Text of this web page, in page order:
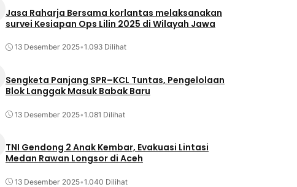
Jasa Raharja Bersama korlantas melaksanakan
survei Kesiapan Ops Lilin 2025 di Wilayah Jawa
13 Desember 2025•1.093 Dilihat
Sengketa Panjang SPR–KCL Tuntas, Pengelolaan
Blok Langgak Masuk Babak Baru
13 Desember 2025•1.081 Dilihat
TNI Gendong 2 Anak Kembar, Evakuasi Lintasi
Medan Rawan Longsor di Aceh
13 Desember 2025•1.040 Dilihat